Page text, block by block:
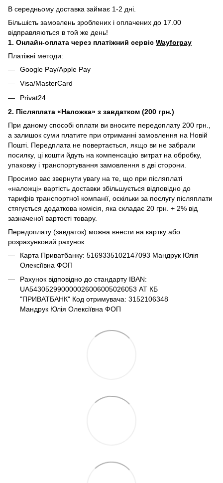
В середньому доставка займає 1-2 дні.
Більшість замовлень зроблених і оплачених до 17.00
відправляються в той же день!
1. Онлайн-оплата через платіжний сервіс Wayforpay
Платіжні методи:
Google Pay/Apple Pay
Visa/MasterCard
Privat24
2. Післяплата «Наложка» з завдатком (200 грн.)
При даному способі оплати ви вносите передоплату 200 грн.,
а залишок суми платите при отриманні замовлення на Новій
Пошті. Передплата не повертається, якщо ви не забрали
посилку, ці кошти йдуть на компенсацію витрат на обробку,
упаковку і транспортування замовлення в дві сторони.
Просимо вас звернути увагу на те, що при післяплаті
«наложці» вартість доставки збільшується відповідно до
тарифів транспортної компанії, оскільки за послугу післяплати
стягується додаткова комісія, яка складає 20 грн. + 2% від
зазначеної вартості товару.
Передоплату (завдаток) можна внести на картку або
розрахунковий рахунок:
Карта Приватбанку: 5169335102147093 Мандрук Юлія
Олексіївна ФОП
Рахунок відповідно до стандарту IBAN:
UA543052990000026006005026053 АТ КБ
"ПРИВАТБАНК" Код отримувача: 3152106348
Мандрук Юлія Олексіївна ФОП